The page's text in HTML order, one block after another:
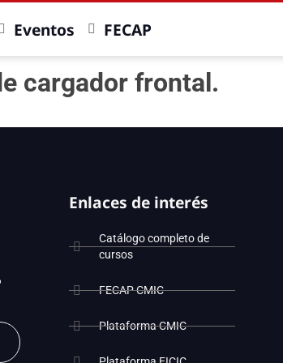
Eventos FECAP
cargador frontal.
Enlaces de interés
Catálogo completo de
cursos
FECAP CMIC
Plataforma CMIC